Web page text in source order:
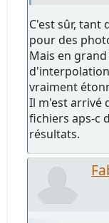
C'est sûr, tant
pour des
Mais en
vraiment
Il m'est arrivé
fichiers aps-c
résultats.